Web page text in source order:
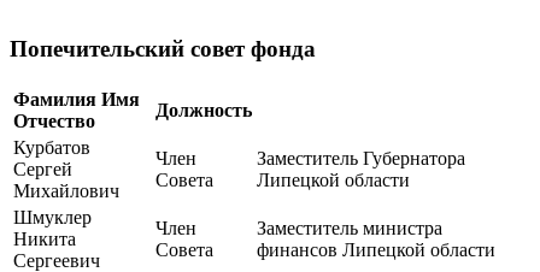
Попечительский совет фонда
Фамилия Имя
Отчество
Должность
Курбатов
Сергей
Михайлович
Член
Совета
Заместитель Губернатора
Липецкой области
Шмуклер
Никита
Сергеевич
Член
Совета
Заместитель министра
финансов Липецкой области